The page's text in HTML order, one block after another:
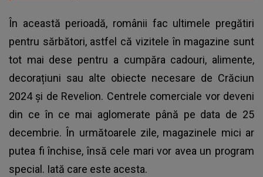
În această perioadă, românii fac ultimele pregătiri
pentru sărbători, astfel că vizitele în magazine sunt
tot mai dese pentru a cumpăra cadouri, alimente,
decorațiuni sau alte obiecte necesare de Crăciun
2024 și de Revelion. Centrele comerciale vor deveni
din ce în ce mai aglomerate până pe data de 25
decembrie. În următoarele zile, magazinele mici ar
putea fi închise, însă cele mari vor avea un program
special. Iată care este acesta.